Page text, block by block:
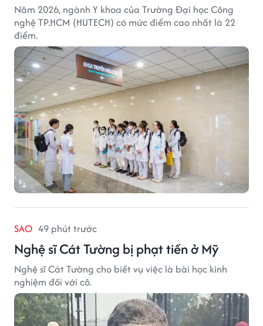
Năm 2026, ngành Y khoa của Trường Đại học Công
nghệ TP.HCM (HUTECH) có mức điểm cao nhất là 22
điểm.
SAO 49 phút trước
Nghệ sĩ Cát Tường bị phạt tiền ở Mỹ
Nghệ sĩ Cát Tường cho biết vụ việc là bài học kinh
nghiệm đối với cô.